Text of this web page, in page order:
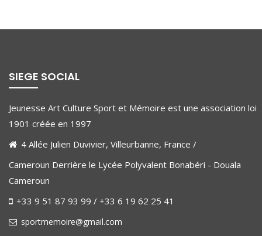
SIEGE SOCIAL
Jeunesse Art Culture Sport et Mémoire est une association loi
1901 créée en 1997
4 Allée Julien Duvivier, Villeurbanne, France /
Cameroun Derrière le Lycée Polyvalent Bonabéri - Douala
Cameroun
+33 9 51 87 93 99 / +33 6 19 62 25 41
sportmemoire@gmail.com